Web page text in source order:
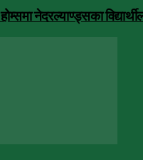
नेदरल्याण्ड्सका